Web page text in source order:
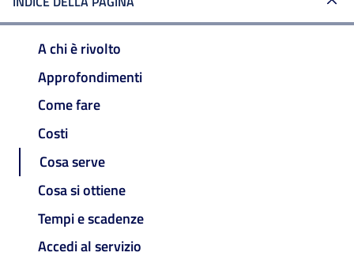
A chi è rivolto
Approfondimenti
Come fare
Costi
Cosa serve
Cosa si ottiene
Tempi e scadenze
Accedi al servizio